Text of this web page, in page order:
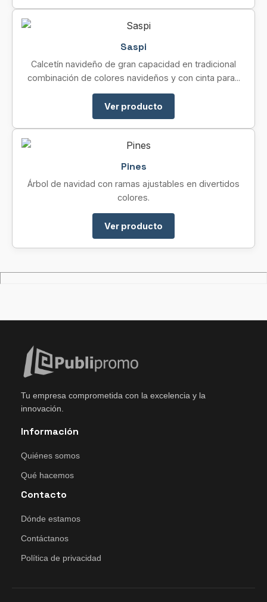
Saspi
Calcetín navideño de gran capacidad en tradicional
combinación de colores navideños y con cinta para...
Ver producto
Pines
Árbol de navidad con ramas ajustables en divertidos
colores.
Ver producto
Tu empresa comprometida con la excelencia y la
innovación.
Información
Quiénes somos
Qué hacemos
Contacto
Dónde estamos
Contáctanos
Política de privacidad